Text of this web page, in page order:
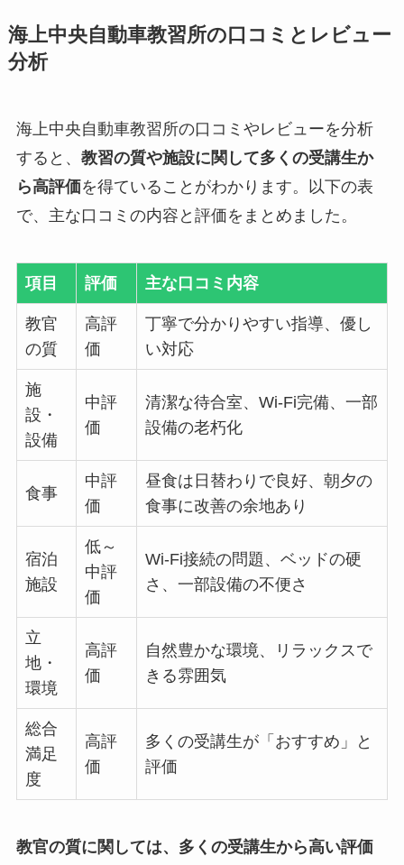
海上中央自動車教習所の口コミとレビュー
分析
海上中央自動車教習所の口コミやレビューを分析
すると、 教習の質や施設に関して多くの受講生か
ら高評価を得ていることがわかります。以下の表
で、主な口コミの内容と評価をまとめました。
項目 評価 主な口コミ内容
教官
の質
高評
価
丁寧で分かりやすい指導、優し
い対応
施
設・
設備
中評
価
清潔な待合室、Wi-Fi完備、一部
設備の老朽化
食事
中評
価
昼食は日替わりで良好、朝夕の
食事に改善の余地あり
宿泊
施設
低～
中評
価
Wi-Fi接続の問題、ベッドの硬
さ、一部設備の不便さ
立
地・
環境
高評
価
自然豊かな環境、リラックスで
きる雰囲気
総合
満足
度
高評
価
多くの受講生が「おすすめ」と
評価
教官の質に関しては、多くの受講生から高い評価